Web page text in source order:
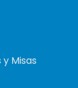
Misas